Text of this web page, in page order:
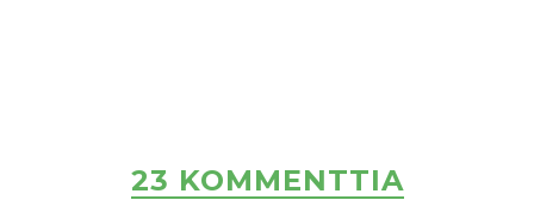
23 KOMMENTTIA